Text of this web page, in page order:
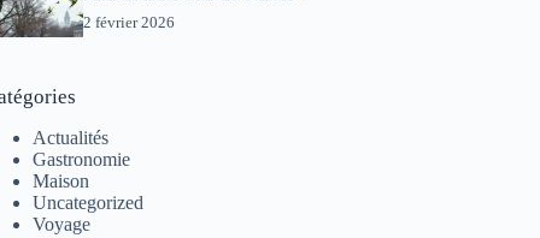
2 février 2026
Actualités
Gastronomie
Maison
Uncategorized
Voyage